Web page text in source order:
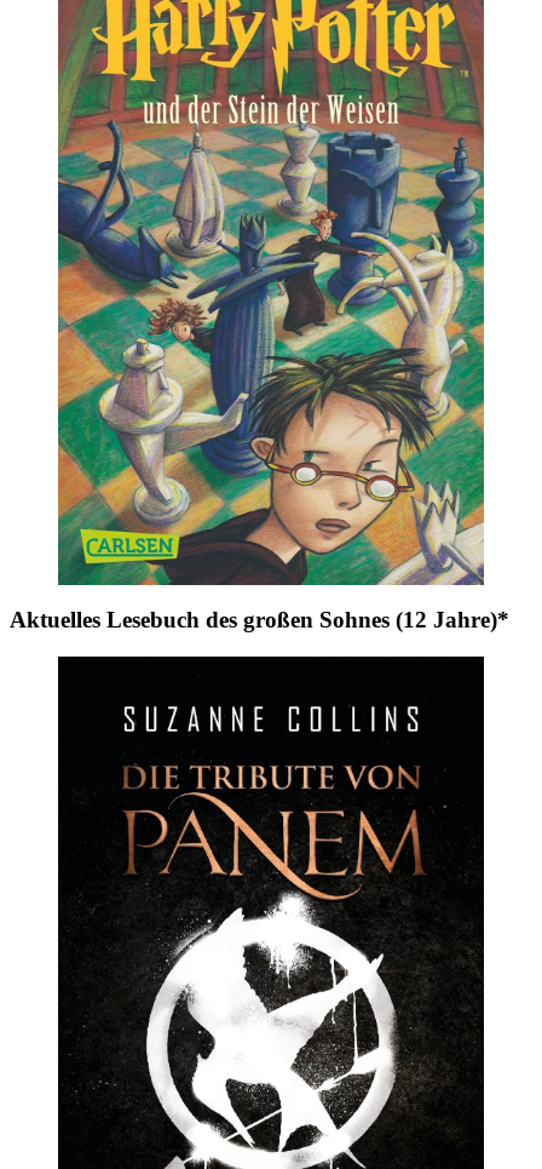
Aktuelles Lesebuch des großen Sohnes (12 Jahre)*